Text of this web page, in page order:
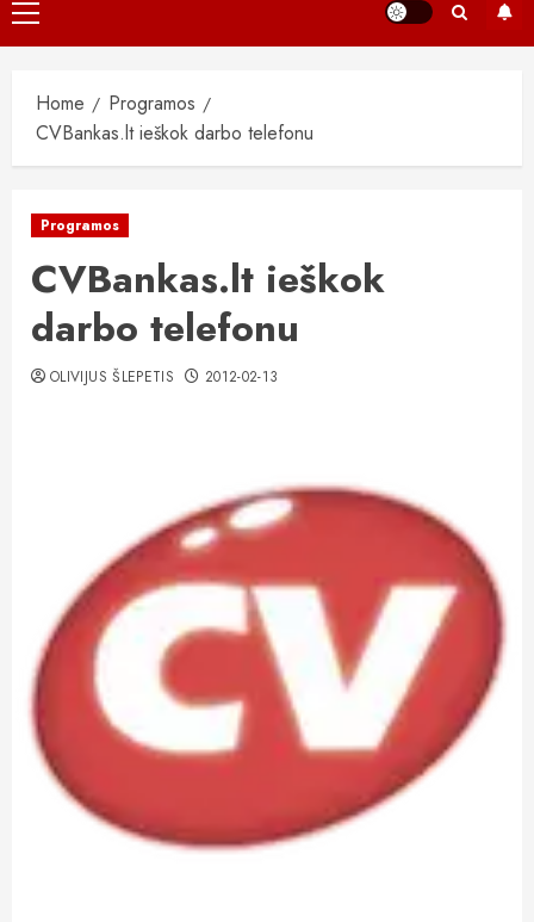
Primary
Menu
Home
Programos
CVBankas.lt ieškok darbo telefonu
Programos
CVBankas.lt ieškok
darbo telefonu
OLIVIJUS ŠLEPETIS 2012-02-13